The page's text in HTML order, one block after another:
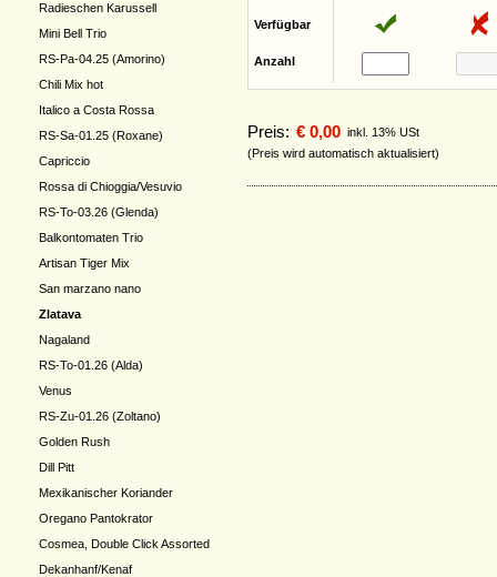
Radieschen Karussell
Mini Bell Trio
RS-Pa-04.25 (Amorino)
Chili Mix hot
Italico a Costa Rossa
RS-Sa-01.25 (Roxane)
Capriccio
Rossa di Chioggia/Vesuvio
RS-To-03.26 (Glenda)
Balkontomaten Trio
Artisan Tiger Mix
San marzano nano
Zlatava
Nagaland
RS-To-01.26 (Alda)
Venus
RS-Zu-01.26 (Zoltano)
Golden Rush
Dill Pitt
Mexikanischer Koriander
Oregano Pantokrator
Cosmea, Double Click Assorted
Dekanhanf/Kenaf
Verfügbar
Anzahl
Preis: € 0,00 inkl. 13% USt
(Preis wird automatisch aktualisiert)